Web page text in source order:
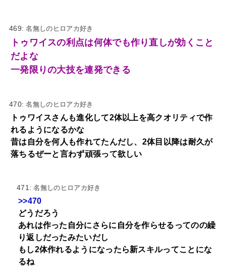
469:名無しのヒロアカ好き
トゥワイスの利点は何体でも作り直しが効くこと
だよな
一発限りの大技を連発できる
470:名無しのヒロアカ好き
トゥワイスさんも進化して2体以上を高クオリティで作
れるようになるかな
昔は自分を何人も作れてたんだし、2体目以降は耐久が
落ちるぜーと言わず頑張って欲しい
471:名無しのヒロアカ好き
>>470
どうだろう
あれは作った自分にさらに自分を作らせるってのの繰
り返しだったみたいだし
もし2体作れるようになったら新スキルってことにな
るね